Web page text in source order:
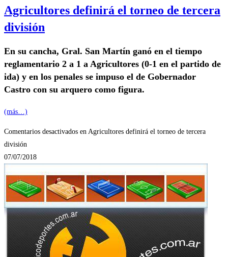
Agricultores definirá el torneo de tercera
división
En su cancha, Gral. San Martín ganó en el tiempo
reglamentario 2 a 1 a Agricultores (0-1 en el partido de
ida) y en los penales se impuso el de Gobernador
Castro con su arquero como figura.
(más…)
Comentarios desactivados en Agricultores definirá el torneo de tercera
división
07/07/2018